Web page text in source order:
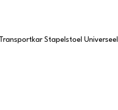
Transportkar Stapelstoel Universeel